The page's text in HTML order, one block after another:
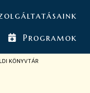
Programok
OLDAL:
KÖNYVTÁR